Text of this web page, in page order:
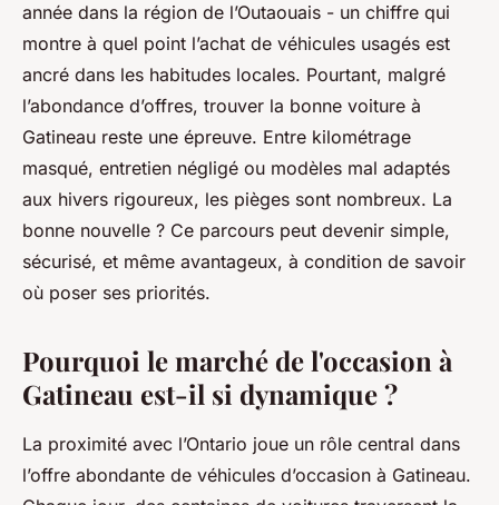
année dans la région de l’Outaouais - un chiffre qui
montre à quel point l’achat de véhicules usagés est
ancré dans les habitudes locales. Pourtant, malgré
l’abondance d’offres, trouver la bonne voiture à
Gatineau reste une épreuve. Entre kilométrage
masqué, entretien négligé ou modèles mal adaptés
aux hivers rigoureux, les pièges sont nombreux. La
bonne nouvelle ? Ce parcours peut devenir simple,
sécurisé, et même avantageux, à condition de savoir
où poser ses priorités.
Pourquoi le marché de l'occasion à
Gatineau est-il si dynamique ?
La proximité avec l’Ontario joue un rôle central dans
l’offre abondante de véhicules d’occasion à Gatineau.